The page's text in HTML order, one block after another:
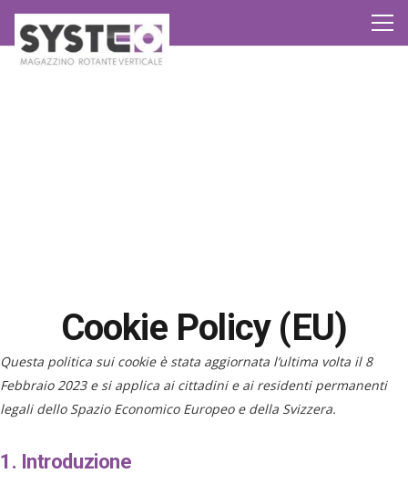
Cookie Policy (EU)
Questa politica sui cookie è stata aggiornata l’ultima volta il 8
Febbraio 2023 e si applica ai cittadini e ai residenti permanenti
legali dello Spazio Economico Europeo e della Svizzera.
1. Introduzione